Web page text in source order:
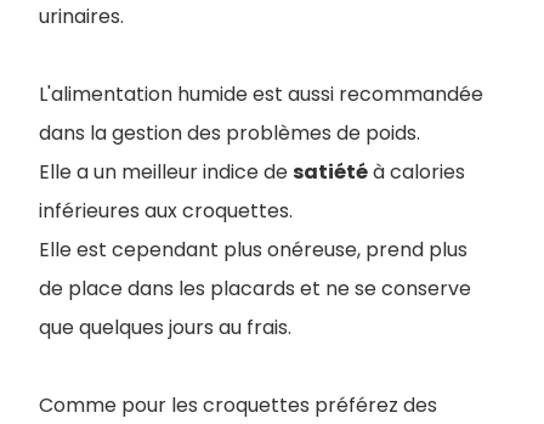
urinaires.
L'alimentation humide est aussi recommandée
dans la gestion des problèmes de poids.
Elle a un meilleur indice desatiétéà calories
inférieures aux croquettes.
Elle est cependant plus onéreuse, prend plus
de place dans les placards et ne se conserve
que quelques jours au frais.
Comme pour les croquettes préférez des